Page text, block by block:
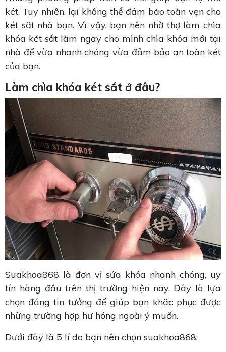
két. Tuy nhiên, lại không thể đảm bảo toàn vẹn cho
két sắt nhà bạn. Vì vậy, bạn nên nhờ thợ làm chìa
khóa két sắt làm ngay cho mình chìa khóa mới tại
nhà để vừa nhanh chóng vừa đảm bảo an toàn két
của bạn.
Làm chìa khóa két sắt ở đâu?
Suakhoa868 là đơn vị sửa khóa nhanh chóng, uy
tín hàng đầu trên thị trường hiện nay. Đây là lựa
chọn đáng tin tưởng để giúp bạn khắc phục được
những trường hợp hư hỏng ngoài ý muốn.
Dưới đây là 5 lí do bạn nên chọn suakhoa868: